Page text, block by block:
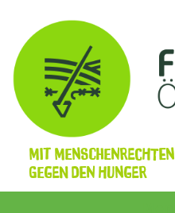
Mit Menschenrechten
gegen den Hunger